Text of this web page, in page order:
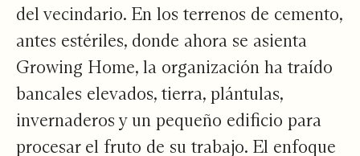
del vecindario. En los terrenos de cemento,
antes estériles, donde ahora se asienta
Growing Home, la organización ha traído
bancales elevados, tierra, plántulas,
invernaderos y un pequeño edificio para
procesar el fruto de su trabajo. El enfoque